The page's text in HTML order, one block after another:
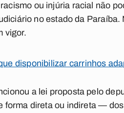
ou injúria racial não
no estado da
vigor.
disponibilizar carrinhos
a lei proposta pelo
forma direta ou indireta —